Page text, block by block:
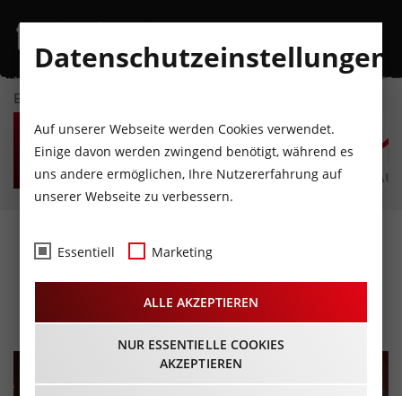
EVENTKALENDER
FR
7
AUGUST
SA
8
AUGUST
SO
9
AUGUST
MO
10
AUGUST
DI
11
AUGUST
Galakonzert der Original
Tiroler Kaiserjägermusik
08.12.2025 - Beginn 19:00 Uhr
Datenschutzeinstellungen
Auf unserer Webseite werden Cookies verwendet.
Einige davon werden zwingend benötigt, während es
uns andere ermöglichen, Ihre Nutzererfahrung auf
unserer Webseite zu verbessern.
Essentiell Marketing
ALLE AKZEPTIEREN
NUR ESSENTIELLE COOKIES
AKZEPTIEREN